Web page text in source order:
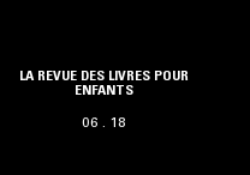
LA REVUE DES LIVRES POUR
ENFANTS
06 . 18